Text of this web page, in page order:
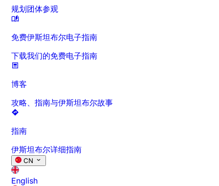
规划团体参观
免费伊斯坦布尔电子指南
下载我们的免费电子指南
博客
攻略、指南与伊斯坦布尔故事
指南
伊斯坦布尔详细指南
CN
English